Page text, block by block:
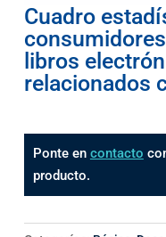
Cuadro
libros
relacionados
Ponte en contacto
producto.